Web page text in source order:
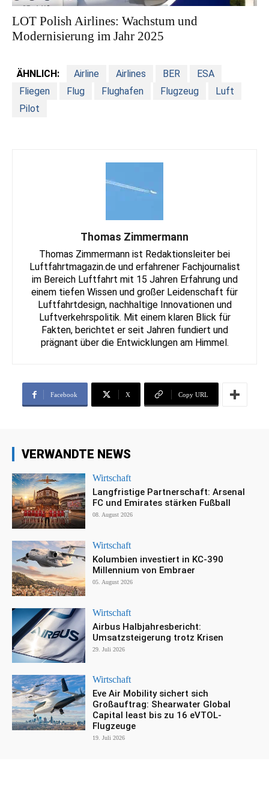
LOT Polish Airlines: Wachstum und
Modernisierung im Jahr 2025
ÄHNLICH: Airline Airlines BER
ESA
Fliegen
Flug Flughafen Flugzeug
Luft
Pilot
Thomas Zimmermann
Thomas Zimmermann ist Redaktionsleiter bei
Luftfahrtmagazin.de und erfahrener Fachjournalist
im Bereich Luftfahrt mit 15 Jahren Erfahrung und
einem tiefen Wissen und großer Leidenschaft für
Luftfahrtdesign, nachhaltige Innovationen und
Luftverkehrspolitik. Mit einem klaren Blick für
Fakten, berichtet er seit Jahren fundiert und
prägnant über die Entwicklungen am Himmel.
Facebook X Copy URL
VERWANDTE NEWS
Wirtschaft
Langfristige Partnerschaft: Arsenal
FC und Emirates stärken Fußball
08. August 2026
Wirtschaft
Kolumbien investiert in KC-390
Millennium von Embraer
05. August 2026
Wirtschaft
Airbus Halbjahresbericht:
Umsatzsteigerung trotz Krisen
29. Juli 2026
Wirtschaft
Eve Air Mobility sichert sich
Großauftrag: Shearwater Global
Capital least bis zu 16 eVTOL-
Flugzeuge
19. Juli 2026